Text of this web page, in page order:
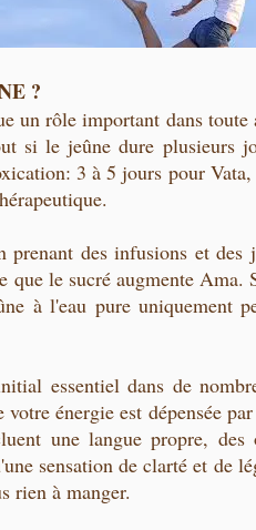
?
un rôle important dans
si le jeûne dure plusieurs
3 à 5 jours pour
des infusions et
que le sucré augmente
à l'eau pure uniquement
essentiel dans de
énergie est dépensée
une langue propre,
sensation de clarté et de
rien à manger.